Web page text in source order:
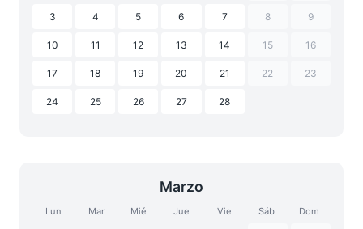
3 4 5 6 7 8 9
10 11 12 13 14 15 16
17 18 19 20 21 22 23
24 25 26 27 28
Marzo
Lun Mar Mié Jue Vie Sáb Dom